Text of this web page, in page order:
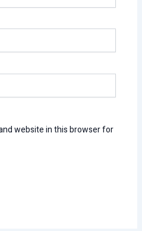
website in this browser for